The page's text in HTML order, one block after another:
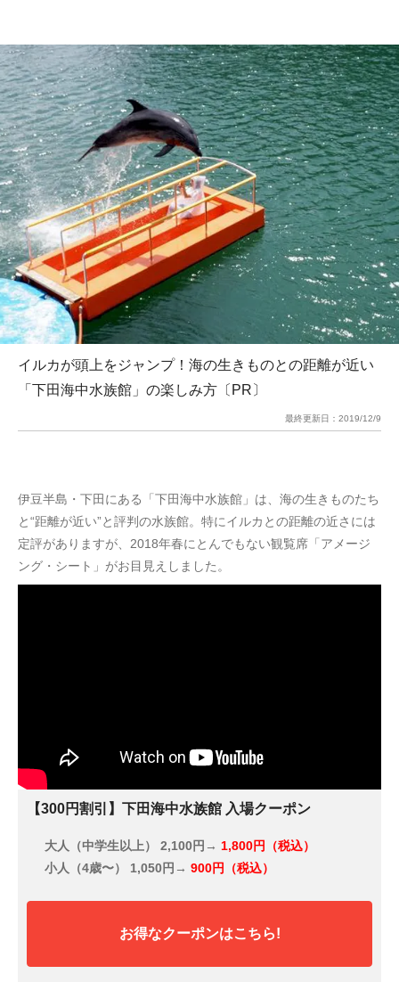
イルカが頭上をジャンプ！海の生きものとの距離が近い
「下田海中水族館」の楽しみ方〔PR〕
最終更新日： 2019/12/9
伊豆半島・下田にある「下田海中水族館」は、海の生きものたち
と“距離が近い”と評判の水族館。特にイルカとの距離の近さには
定評がありますが、2018年春にとんでもない観覧席「アメージ
ング・シート」がお目見えしました。
【300円割引】下田海中水族館 入場クーポン
大人（中学生以上） 2,100円→ 1,800円（税込）
小人（4歳〜）
1,050円→ 900円（税込）
お得なクーポンはこちら!